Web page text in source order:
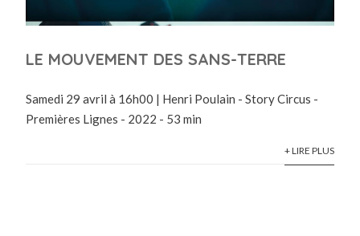
LE MOUVEMENT DES SANS-TERRE
Samedi 29 avril à 16h00 | Henri Poulain - Story Circus -
Premières Lignes - 2022 - 53 min
+ LIRE PLUS